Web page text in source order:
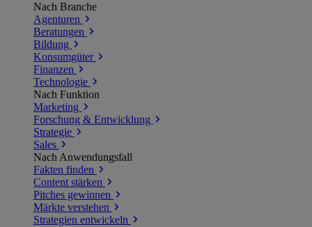
Nach Branche
Agenturen
Beratungen
Bildung
Konsumgüter
Finanzen
Technologie
Nach Funktion
Marketing
Forschung & Entwicklung
Strategie
Sales
Nach Anwendungsfall
Fakten finden
Content stärken
Pitches gewinnen
Märkte verstehen
Strategien entwickeln